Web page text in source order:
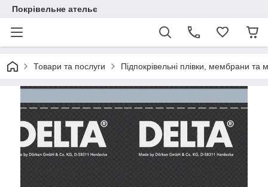
Покрівельне ательє
Товари та послуги Підпокрівельні плівки, мембрани та